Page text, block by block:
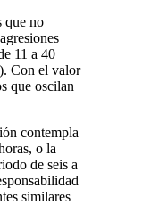
que no
11 a 40
Con el valor
que oscilan
contempla
o la
de seis a
similares